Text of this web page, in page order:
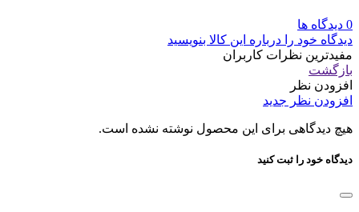
0 دیدگاه ها
دیدگاه خود را درباره این کالا بنویسید
مفیدترین نظرات کاربران
بازگشت
افزودن نظر
افزودن نظر جدید
هیچ دیدگاهی برای این محصول نوشته نشده است.
دیدگاه خود را ثبت کنید